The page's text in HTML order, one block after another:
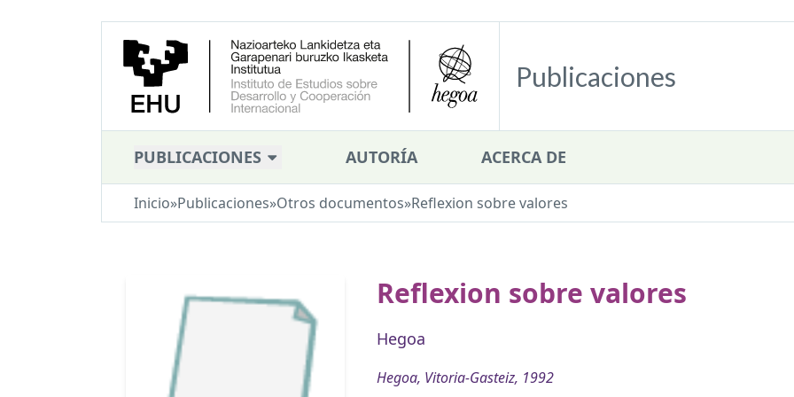
Publicaciones
PUBLICACIONES AUTORÍA ACERCA DE
Inicio»Publicaciones»Otros documentos»Reflexion sobre valores
Reflexion sobre valores
Hegoa
Hegoa, Vitoria-Gasteiz, 1992